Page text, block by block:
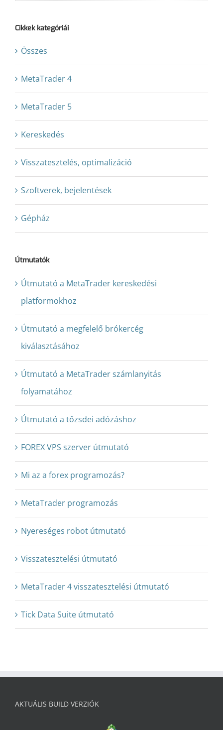
Cikkek kategóriái
Összes
MetaTrader 4
MetaTrader 5
Kereskedés
Visszatesztelés, optimalizáció
Szoftverek, bejelentések
Gépház
Útmutatók
Útmutató a MetaTrader kereskedési
platformokhoz
Útmutató a megfelelő brókercég
kiválasztásához
Útmutató a MetaTrader számlanyitás
folyamatához
Útmutató a tőzsdei adózáshoz
FOREX VPS szerver útmutató
Mi az a forex programozás?
MetaTrader programozás
Nyereséges robot útmutató
Visszatesztelési útmutató
MetaTrader 4 visszatesztelési útmutató
Tick Data Suite útmutató
AKTUÁLIS BUILD VERZIÓK